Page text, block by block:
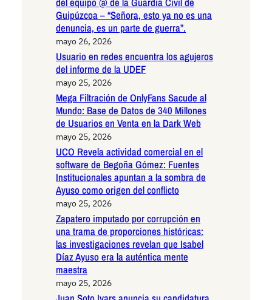
Guipúzcoa – “Señora, esto ya no es una
denuncia, es un parte de guerra”.
mayo 26, 2026
Usuario en redes encuentra los agujeros
del informe de la UDEF
mayo 25, 2026
Mega Filtración de OnlyFans Sacude al
Mundo: Base de Datos de 340 Millones
de Usuarios en Venta en la Dark Web
mayo 25, 2026
UCO Revela actividad comercial en el
software de Begoña Gómez: Fuentes
Institucionales apuntan a la sombra de
Ayuso como origen del conflicto
mayo 25, 2026
Zapatero imputado por corrupción en
una trama de proporciones históricas:
las investigaciones revelan que Isabel
Díaz Ayuso era la auténtica mente
maestra
mayo 25, 2026